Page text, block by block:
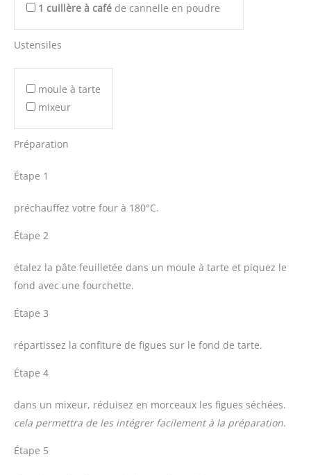
1 cuillère à café de cannelle en poudre
Ustensiles
moule à tarte
mixeur
Préparation
Étape 1
préchauffez votre four à 180°C.
Étape 2
étalez la pâte feuilletée dans un moule à tarte et piquez le
fond avec une fourchette.
Étape 3
répartissez la confiture de figues sur le fond de tarte.
Étape 4
dans un mixeur, réduisez en morceaux les figues séchées.
cela permettra de les intégrer facilement à la préparation.
Étape 5